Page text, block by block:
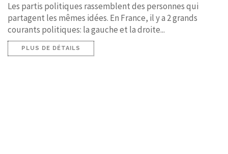
Les partis politiques rassemblent des personnes qui
partagent les mêmes idées. En France, il y a 2 grands
courants politiques: la gauche et la droite...
PLUS DE DÉTAILS